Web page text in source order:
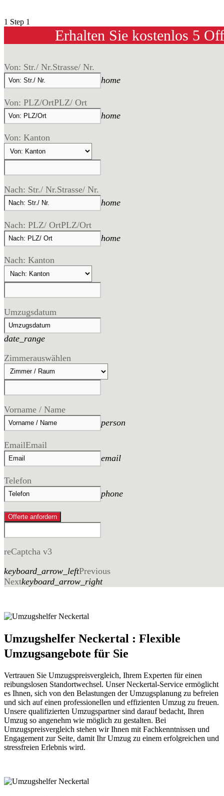
1 Step 1
Erhalten Sie kostenlos 5
Von: Str./ Nr.Strasse/ Nr.
home
Von: PLZ/OrtPLZ/ Ort
home
Von: Kanton
Nach: Str./ Nr.Strasse/ Nr.
home
Nach: PLZ/ OrtPLZ/Ort
home
Nach: Kanton
Umzugsdatum
date_range
Zimmerauswählen
Vorname / Name
person
EmailEmail
email
Telefon
phone
Offerte anfordern
reCaptcha v3
keyboard_arrow_leftPrevious
Nextkeyboard_arrow_right
Umzugshelfer Neckertal : Flexible
Umzugsangebote für Sie
Vertrauen Sie Umzugspreisvergleich, Ihrem Experten für einen
reibungslosen Standortwechsel. Unser Neckertal-Service ermöglicht
es Ihnen, sich von den Belastungen der Umzugsplanung zu befreien
und sich auf einen professionellen und effizienten Umzug zu freuen.
Unsere qualifizierten Umzugspartner sind darauf bedacht, Ihren
Umzug so angenehm wie möglich zu gestalten. Bei
Umzugspreisvergleich stehen wir Ihnen mit Fachkenntnissen und
Engagement zur Seite, damit Ihr Umzug zu einem erfolgreichen und
stressfreien Erlebnis wird.